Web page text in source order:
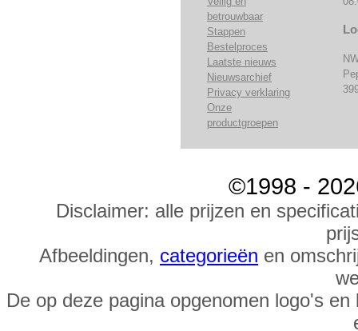
betrouwbaar
Stappen
Bestelproces
Laatste nieuws
Nieuwsarchief
Privacy verklaring
Onze
productgroepen
©1998 -
Disclaimer: alle prijzen en
Afbeeldingen, categorieën en
De op deze pagina opgenomen logo's